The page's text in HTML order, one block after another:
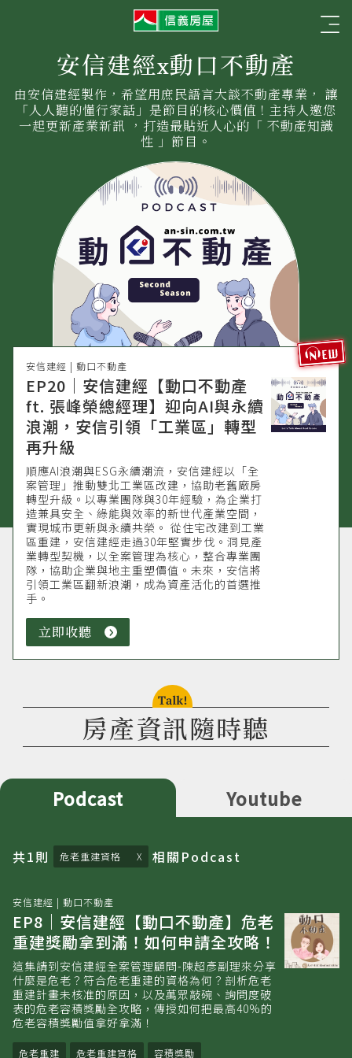
屋
安信建經x動口不動產
由安信建經製作，希望用庶民語言大談不動產專業， 讓
「人人聽的懂行家話」是節目的核心價值！主持人邀您
一起更新產業新訊 ，打造最貼近人心的「 不動產知識
性 」節目。
安信建經 | 動口不動產
EP20｜安信建經【動口不動產
ft. 張峰榮總經理】迎向AI與永續
浪潮，安信引領「工業區」轉型
再升級
順應AI浪潮與ESG永續潮流，安信建經以「全
案管理」推動雙北工業區改建，協助老舊廠房
轉型升級。以專業團隊與30年經驗，為企業打
造兼具安全、綠能與效率的新世代產業空間，
實現城市更新與永續共榮。 從住宅改建到工業
區重建，安信建經走過30年堅實步伐。洞見產
業轉型契機，以全案管理為核心，整合專業團
隊，協助企業與地主重塑價值。未來，安信將
引領工業區翻新浪潮，成為資產活化的首選推
手。
立即收聽
即
收
talk!
房產資訊隨時聽
Podcast Youtube
共1則 危老重建資格 相關 Podcast
安信建經 | 動口不動產
EP8｜安信建經【動口不動產】危老
重建獎勵拿到滿！如何申請全攻略！
這集請到安信建經全案管理顧問-陳超彥副理來分享
什麼是危老？符合危老重建的資格為何？剖析危老
重建計畫未核准的原因，以及萬眾敲碗、詢問度破
表的危老容積獎勵全攻略，傳授如何把最高40%的
危老容積獎勵值拿好拿滿！
危老重建 危老重建資格 容積獎勵